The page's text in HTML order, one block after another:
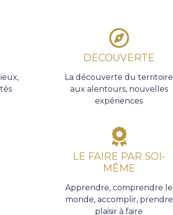
DECOUVERTE
La découverte du territoire
aux alentours, nouvelles
expériences
LE FAIRE PAR SOI-
MÊME
Apprendre, comprendre le
monde, accomplir, prendre
plaisir à faire